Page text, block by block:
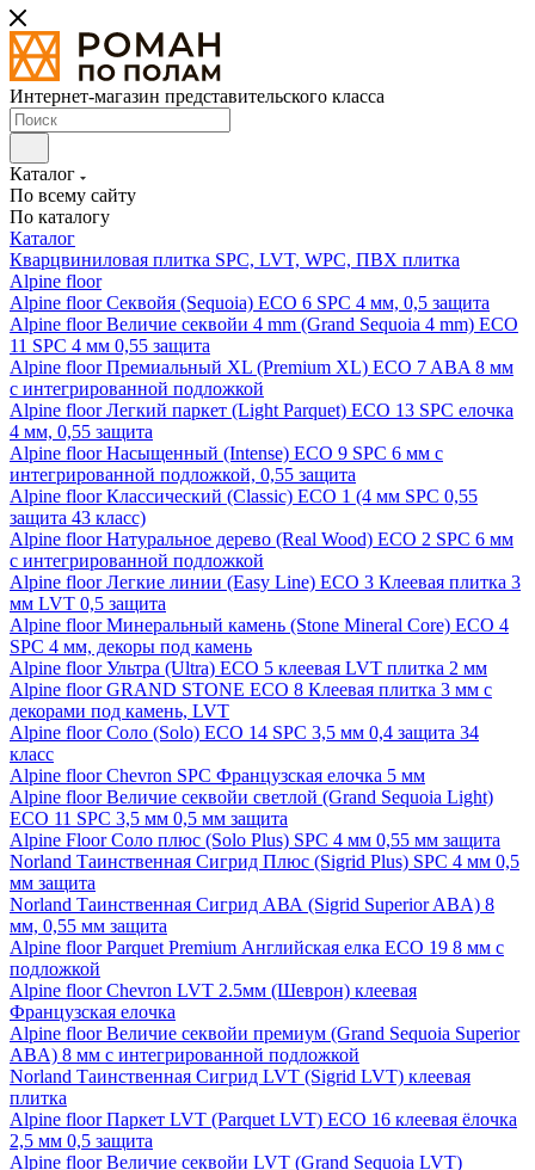
Интернет-магазин представительского класса
Каталог
По всему сайту
По каталогу
Каталог
Кварцвиниловая плитка SPC, LVT, WPC, ПВХ плитка
Alpine floor
Alpine floor Секвойя (Sequoia) ECO 6 SPC 4 мм, 0,5 защита
Alpine floor Величие секвойи 4 mm (Grand Sequoia 4 mm) ECO
11 SPC 4 мм 0,55 защита
Alpine floor Премиальный XL (Premium XL) ECO 7 ABA 8 мм
с интегрированной подложкой
Alpine floor Легкий паркет (Light Parquet) ECO 13 SPC елочка
4 мм, 0,55 защита
Alpine floor Насыщенный (Intense) ECO 9 SPC 6 мм с
интегрированной подложкой, 0,55 защита
Alpine floor Классический (Classic) ECO 1 (4 мм SPC 0,55
защита 43 класс)
Alpine floor Натуральное дерево (Real Wood) ECO 2 SPC 6 мм
с интегрированной подложкой
Alpine floor Легкие линии (Easy Line) ECO 3 Клеевая плитка 3
мм LVT 0,5 защита
Alpine floor Минеральный камень (Stone Mineral Core) ECO 4
SPC 4 мм, декоры под камень
Alpine floor Ультра (Ultra) ECO 5 клеевая LVT плитка 2 мм
Alpine floor GRAND STONE ECO 8 Клеевая плитка 3 мм с
декорами под камень, LVT
Alpine floor Соло (Solo) ECO 14 SPC 3,5 мм 0,4 защита 34
класс
Alpine floor Chevron SPC Французская елочка 5 мм
Alpine floor Величие секвойи светлой (Grand Sequoia Light)
ECO 11 SPC 3,5 мм 0,5 мм защита
Alpine Floor Соло плюс (Solo Plus) SPC 4 мм 0,55 мм защита
Norland Таинственная Сигрид Плюс (Sigrid Plus) SPC 4 мм 0,5
мм защита
Norland Таинственная Сигрид АВА (Sigrid Superior ABA) 8
мм, 0,55 мм защита
Alpine floor Parquet Premium Английская елка ECO 19 8 мм с
подложкой
Alpine floor Chevron LVT 2.5мм (Шеврон) клеевая
Французская елочка
Alpine floor Величие секвойи премиум (Grand Sequoia Superior
ABA) 8 мм с интегрированной подложкой
Norland Таинственная Сигрид LVT (Sigrid LVT) клеевая
плитка
Alpine floor Паркет LVT (Parquet LVT) ECO 16 клеевая ёлочка
2,5 мм 0,5 защита
Alpine floor Величие секвойи LVT (Grand Sequoia LVT)